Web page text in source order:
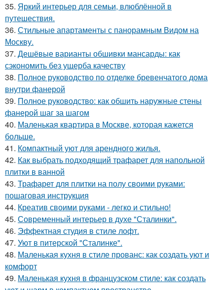
35. Яркий интерьер для семьи, влюблённой в
путешествия.
36. Стильные апартаменты с панорамным Видом на
Москву.
37. Дешёвые варианты обшивки мансарды: как
сэкономить без ущерба качеству
38. Полное руководство по отделке бревенчатого дома
внутри фанерой
39. Полное руководство: как обшить наружные стены
фанерой шаг за шагом
40. Маленькая квартира в Москве, которая кажется
больше.
41. Компактный уют для арендного жилья.
42. Как выбрать подходящий трафарет для напольной
плитки в ванной
43. Трафарет для плитки на полу своими руками:
пошаговая инструкция
44. Креатив своими руками - легко и стильно!
45. Современный интерьер в духе "Сталинки".
46. Эффектная студия в стиле лофт.
47. Уют в питерской "Сталинке".
48. Маленькая кухня в стиле прованс: как создать уют и
комфорт
49. Маленькая кухня в французском стиле: как создать